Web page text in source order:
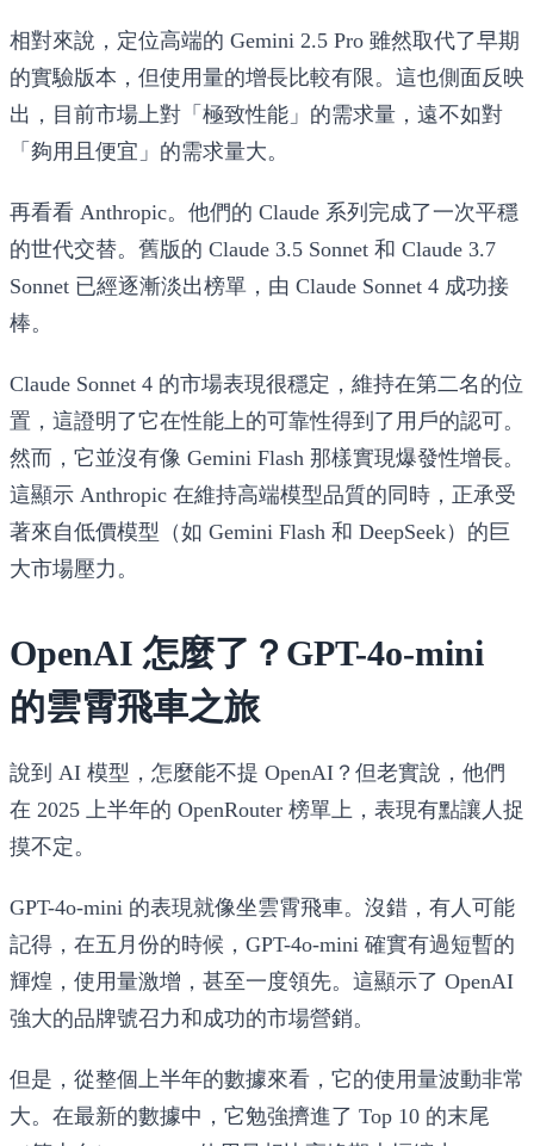
相對來說，定位高端的 Gemini 2.5 Pro 雖然取代了早期
的實驗版本，但使用量的增長比較有限。這也側面反映
出，目前市場上對「極致性能」的需求量，遠不如對
「夠用且便宜」的需求量大。
再看看 Anthropic。他們的 Claude 系列完成了一次平穩
的世代交替。舊版的 Claude 3.5 Sonnet 和 Claude 3.7
Sonnet 已經逐漸淡出榜單，由 Claude Sonnet 4 成功接
棒。
Claude Sonnet 4 的市場表現很穩定，維持在第二名的位
置，這證明了它在性能上的可靠性得到了用戶的認可。
然而，它並沒有像 Gemini Flash 那樣實現爆發性增長。
這顯示 Anthropic 在維持高端模型品質的同時，正承受
著來自低價模型（如 Gemini Flash 和 DeepSeek）的巨
大市場壓力。
OpenAI 怎麼了？GPT-4o-mini
的雲霄飛車之旅
說到 AI 模型，怎麼能不提 OpenAI？但老實說，他們
在 2025 上半年的 OpenRouter 榜單上，表現有點讓人捉
摸不定。
GPT-4o-mini 的表現就像坐雲霄飛車。沒錯，有人可能
記得，在五月份的時候，GPT-4o-mini 確實有過短暫的
輝煌，使用量激增，甚至一度領先。這顯示了 OpenAI
強大的品牌號召力和成功的市場營銷。
但是，從整個上半年的數據來看，它的使用量波動非常
大。在最新的數據中，它勉強擠進了 Top 10 的末尾